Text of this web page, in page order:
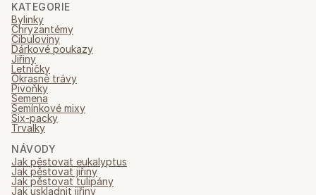
KATEGORIE
Bylinky
Chryzantémy
Cibuloviny
Dárkové poukazy
Jiřiny
Letničky
Okrasné trávy
Pivoňky
Semena
Semínkové mixy
Six-packy
Trvalky
NÁVODY
Jak pěstovat eukalyptus
Jak pěstovat jiřiny
Jak pěstovat tulipány
Jak uskladnit jiřiny